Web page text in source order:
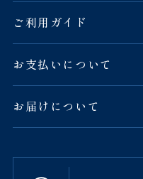
ご利用ガイド
お支払いについて
お届けについて